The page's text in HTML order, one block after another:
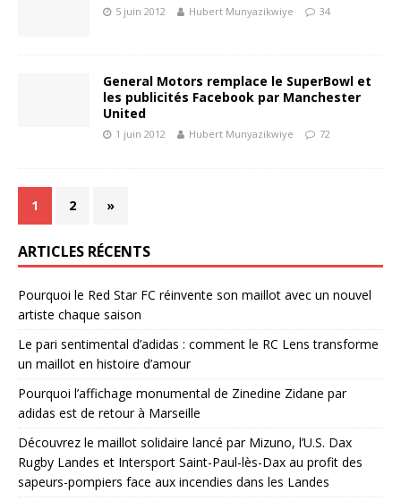
5 juin 2012 Hubert Munyazikwiye 34
General Motors remplace le SuperBowl et
les publicités Facebook par Manchester
United
1 juin 2012 Hubert Munyazikwiye 72
1 2 »
ARTICLES RÉCENTS
Pourquoi le Red Star FC réinvente son maillot avec un nouvel
artiste chaque saison
Le pari sentimental d’adidas : comment le RC Lens transforme
un maillot en histoire d’amour
Pourquoi l’affichage monumental de Zinedine Zidane par
adidas est de retour à Marseille
Découvrez le maillot solidaire lancé par Mizuno, l’U.S. Dax
Rugby Landes et Intersport Saint-Paul-lès-Dax au profit des
sapeurs-pompiers face aux incendies dans les Landes